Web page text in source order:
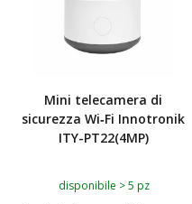
Mini telecamera di
sicurezza Wi‑Fi Innotronik
ITY-PT22(4MP)
disponibile > 5 pz